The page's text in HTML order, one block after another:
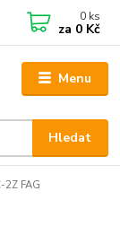
Menu
Hledat
0 ks
za 0 Kč
2Z FAG